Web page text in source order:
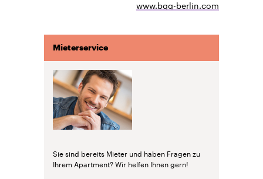
www.bgg-berlin.com
Mieterservice
Sie sind bereits Mieter und haben Fragen zu
Ihrem Apartment? Wir helfen Ihnen gern!